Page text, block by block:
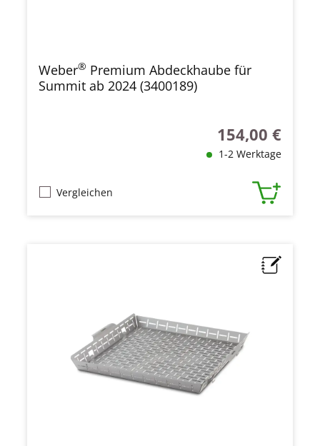
Weber® Premium Abdeckhaube für
Summit ab 2024 (3400189)
Regulärer Preis:
154,00 €
1-2 Werktage
Vergleichen